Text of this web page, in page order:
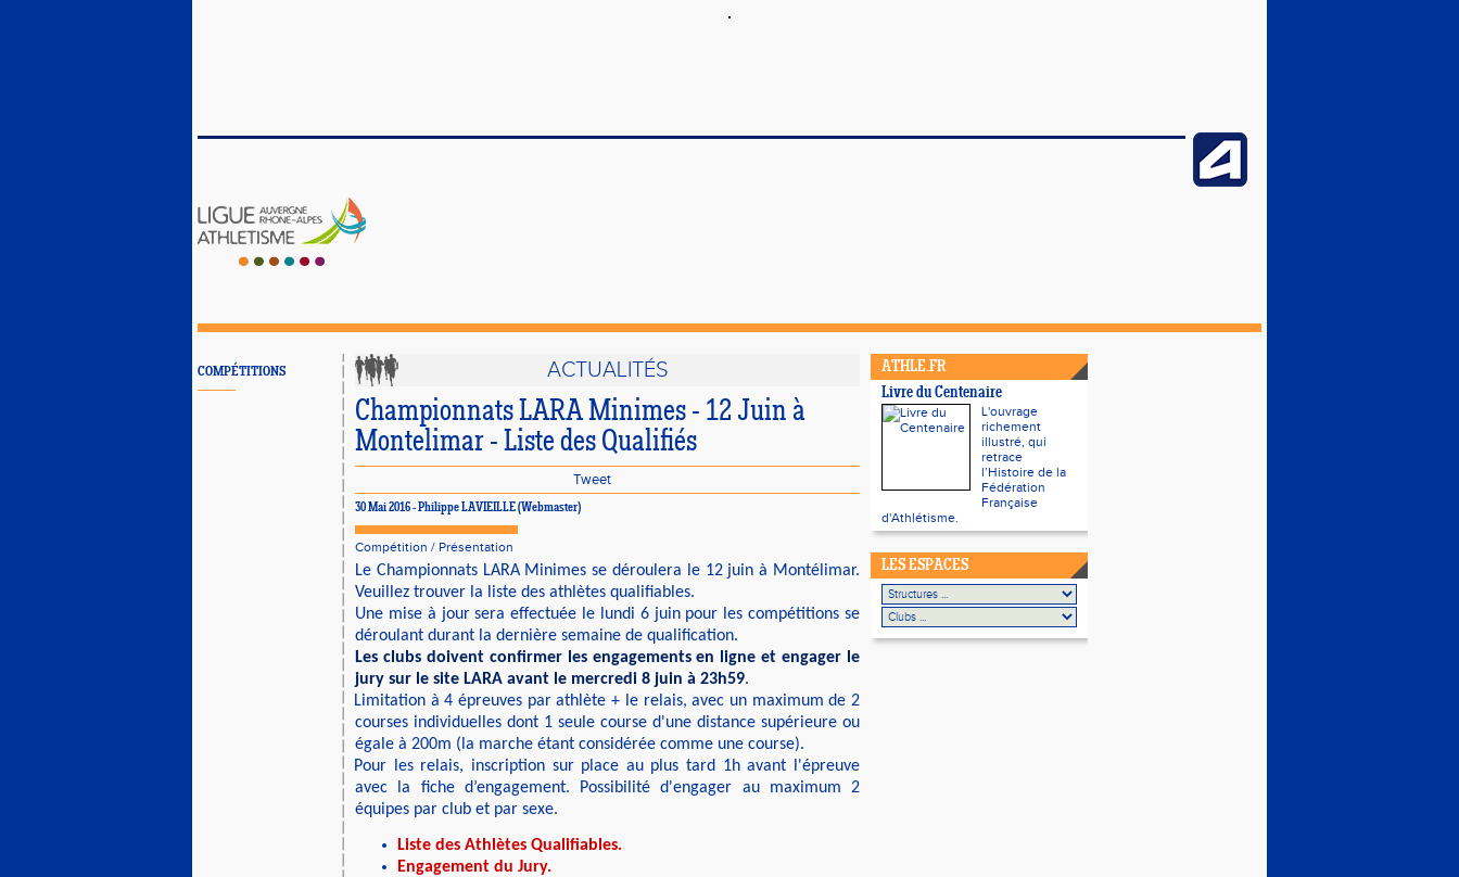
COMPÉTITIONS ACTUALITÉS
Championnats LARA Minimes - 12 Juin à
Montelimar - Liste des Qualifiés
Tweet
30 Mai 2016 - Philippe LAVIEILLE (Webmaster)
Compétition / Présentation
Le Championnats LARA Minimes se déroulera le 12 juin à Montélimar.
Veuillez trouver la liste des athlètes qualifiables.
Une mise à jour sera effectuée le lundi 6 juin pour les compétitions se
déroulant durant la dernière semaine de qualification.
Les clubs doivent confirmer les engagements en ligne et engager le
jury sur le site LARA avant le mercredi 8 juin à 23h59.
Limitation à 4 épreuves par athlète + le relais, avec un maximum de 2
courses individuelles dont 1 seule course d'une distance supérieure ou
égale à 200m (la marche étant considérée comme une course).
Pour les relais, inscription sur place au plus tard 1h avant l'épreuve
avec la fiche d’engagement. Possibilité d'engager au maximum 2
équipes par club et par sexe.
Liste des Athlètes Qualifiables.
Engagement du Jury.
ATHLE.FR
Livre du Centenaire
L'ouvrage
richement
illustré, qui
retrace
l’Histoire de la
Fédération
Française
d'Athlétisme.
LES ESPACES